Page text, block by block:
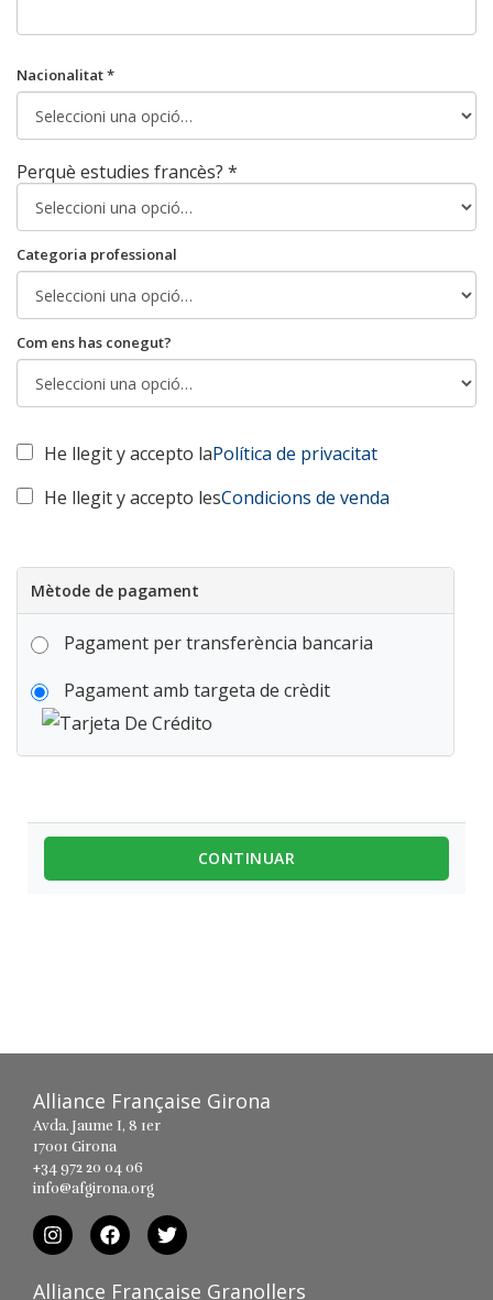
Nacionalitat *
Perquè estudies francès? *
Categoria professional
Com ens has conegut?
He llegit y accepto laPolítica de privacitat
He llegit y accepto lesCondicions de venda
Mètode de pagament
Pagament per transferència bancaria
Pagament amb targeta de crèdit
CONTINUAR
Alliance Française Girona
Avda. Jaume I, 8 1er
17001 Girona
+34 972 20 04 06
info@afgirona.org
Alliance Française Granollers